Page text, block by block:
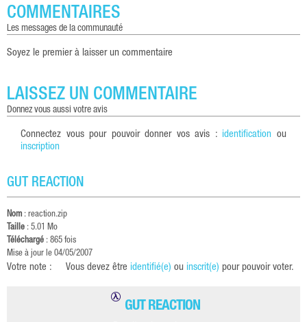
COMMENTAIRES
les messages de la communauté
Soyez le premier à laisser un commentaire
LAISSEZ UN COMMENTAIRE
donnez vous aussi votre avis
Connectez vous pour pouvoir donner vos avis : identification ou
inscription
GUT REACTION
Nom : reaction.zip
Taille : 5.01 Mo
Téléchargé : 865 fois
Mise à jour le 04/05/2007
Votre note : Vous devez être identifié(e) ou inscrit(e) pour pouvoir voter.
GUT REACTION